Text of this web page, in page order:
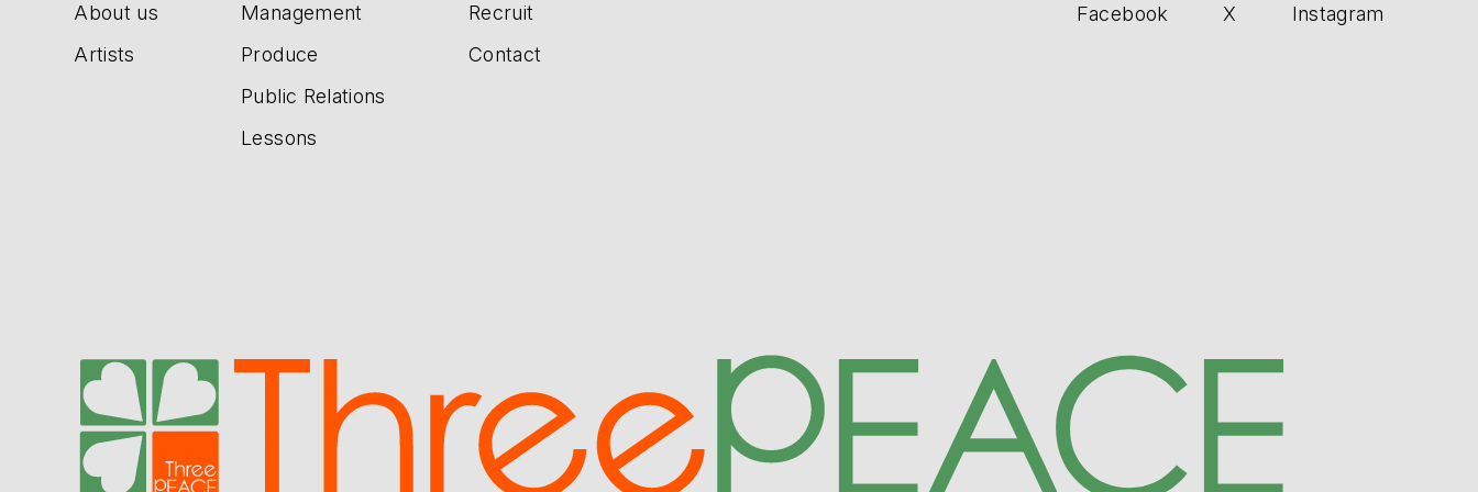
About us
Artists
Management
Produce
Public Relations
Lessons
Recruit
Contact
Facebook X Instagram